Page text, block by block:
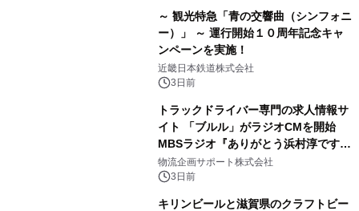
～ 観光特急「青の交響曲（シンフォニ
ー）」 ～ 運行開始１０周年記念キャ
ンペーンを実施！
近畿日本鉄道株式会社
3日前
トラックドライバー専門の求人情報サ
イト 「ブルル」がラジオCMを開始
MBSラジオ『ありがとう浜村淳です』
にて8月1日(土)より
物流企画サポート株式会社
3日前
キリンビールと滋賀県のクラフトビー